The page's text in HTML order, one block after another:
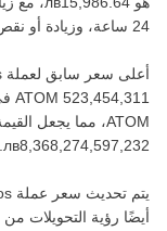
24 ساعة، وزيادة أو نقص بقيمة ‏
أعلى سعر سابق لعملة ‏
ATOM‏، مما يجعل
يتم تحديث سعر عملة ‏
أيضًا رؤية التحويلات من